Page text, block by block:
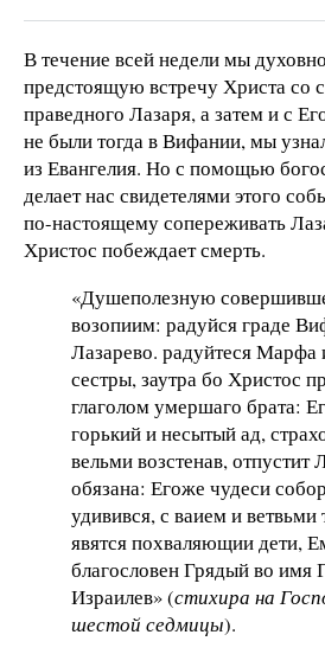
В течение всей недели мы
предстоящую встречу Христа со
праведного Лазаря, а затем и с
не были тогда в Вифании, мы
из Евангелия. Но с помощью
делает нас свидетелями этого
по-настоящему сопереживать
Христос побеждает смерть.
«Душеполезную
возопиим: радуйся граде
Лазарево. радуйтеся Марфа
сестры, заутра бо Христос
глаголом умершаго брата:
горький и несытый ад,
вельми возстенав, отпустит
обязана: Егоже чудеси
удивився, с ваием и
явятся похваляющии дети,
благословен Грядый во имя
Израилев» (стихира на
шестой седмицы).